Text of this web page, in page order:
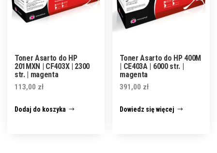
Toner Asarto do HP
201MXN | CF403X | 2300
str. | magenta
113,00 zł
Dodaj do koszyka
Toner Asarto do HP 400M
| CE403A | 6000 str. |
magenta
391,00 zł
Dowiedz się więcej